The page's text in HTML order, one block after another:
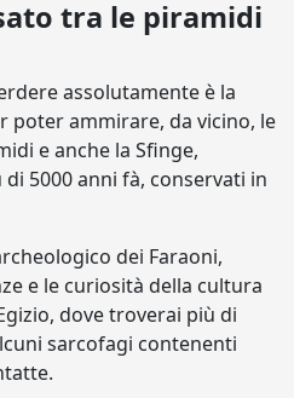
tra le piramidi
assolutamente è la
poter ammirare, da vicino, le
e anche la Sfinge,
5000 anni fà, conservati in
dei Faraoni,
e le curiosità della cultura
dove troverai più di
sarcofagi contenenti